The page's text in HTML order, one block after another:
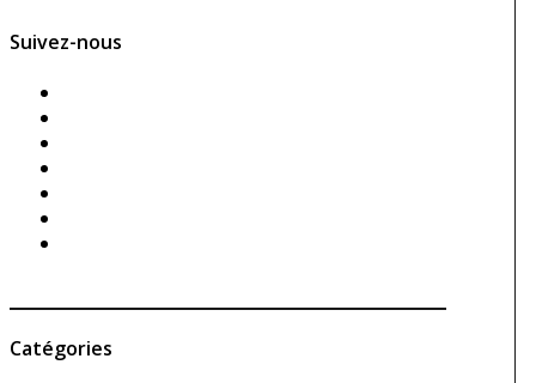
Suivez-nous
Catégories